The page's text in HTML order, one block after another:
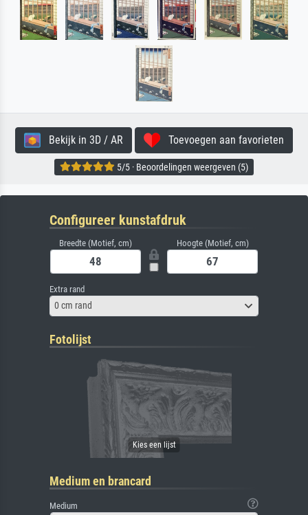
Bekijk in 3D / AR Toevoegen aan favorieten
5/5 · Beoordelingen weergeven (5)
Configureer kunstafdruk
Breedte (Motief, cm) Hoogte (Motief, cm)
Extra rand
0 cm rand
Fotolijst
Medium en brancard
Medium